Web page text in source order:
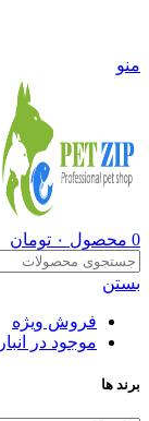
منو
0 محصول ۰ تومان
بستن
فروش ویژه
موجود در انبار
برند ها